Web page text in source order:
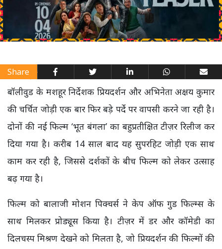
Share
बॉलीवुड के मशहूर निर्देशक प्रियदर्शन और अभिनेता अक्षय कुमार
की चर्चित जोड़ी एक बार फिर बड़े पर्दे पर वापसी करने जा रही है।
दोनों की नई फिल्म ‘भूत बंगला’ का बहुप्रतीक्षित टीज़र रिलीज कर
दिया गया है। करीब 14 साल बाद यह सुपरहिट जोड़ी एक साथ
काम कर रही है, जिससे दर्शकों के बीच फिल्म को लेकर उत्साह
बढ़ गया है।
फिल्म को बालाजी मोशन पिक्चर्स ने केप ऑफ गुड फिल्म्स के
साथ मिलकर प्रोड्यूस किया है। टीज़र में डर और कॉमेडी का
दिलचस्प मिश्रण देखने को मिलता है, जो प्रियदर्शन की फिल्मों की